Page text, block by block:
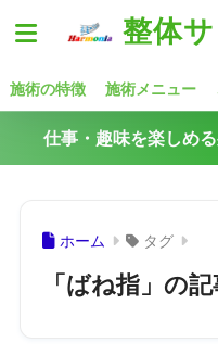
整体
施術の特徴 施術メニュー
仕事・趣味を楽しめ
ホーム タグ
「ばね指」の